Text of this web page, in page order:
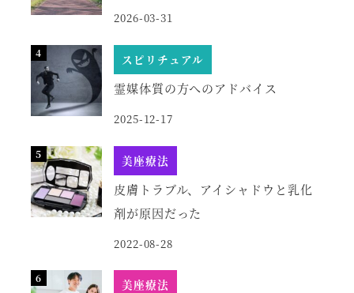
2026-03-31
スピリチュアル
霊媒体質の方へのアドバイス
2025-12-17
美座療法
皮膚トラブル、アイシャドウと乳化
剤が原因だった
2022-08-28
美座療法